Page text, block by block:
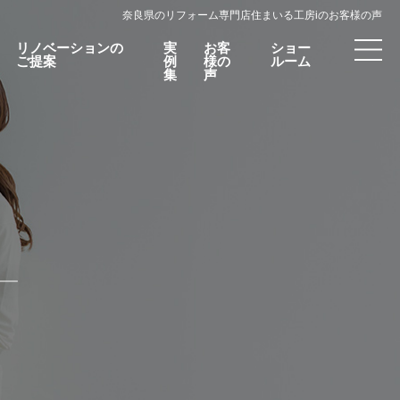
奈良県のリフォーム専門店住まいる工房iのお客様の声
リノベーションの
ご提案
実
例
集
お客
様の
声
ショー
ルーム